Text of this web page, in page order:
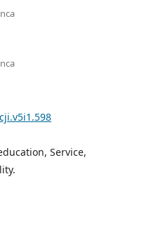
Service,